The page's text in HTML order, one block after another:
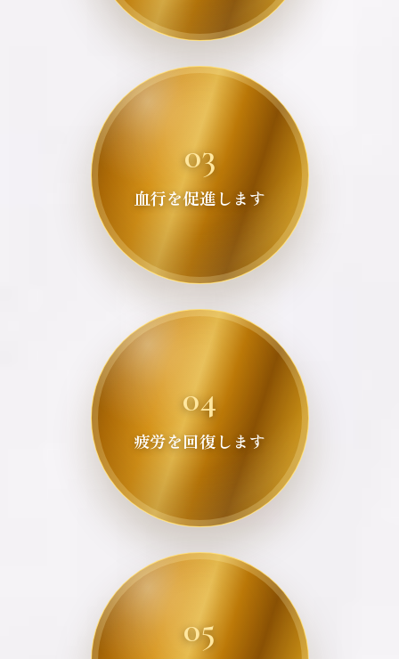
03
血行を促進します
04
疲労を回復します
05